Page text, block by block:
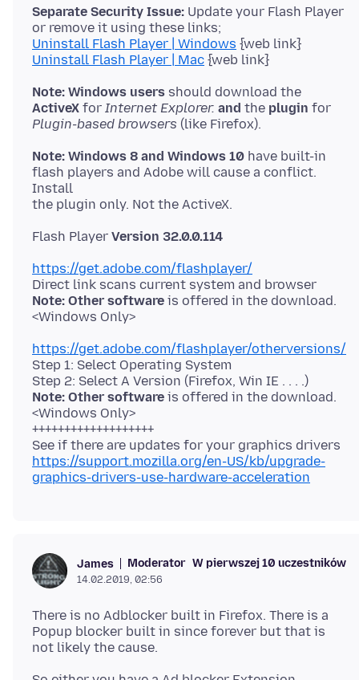
Separate Security Issue: Update your Flash Player
Uninstall Flash Player | Windows
Uninstall Flash Player | Mac
Note: Windows users
ActiveX for Internet Explorer. and the plugin
Plugin-based browsers
Note: Windows 8 and Windows 10 have built-in
flash players and Adobe will cause a conflict.
Install
Flash Player Version 32.0.0.114
https://get.adobe.com/flashplayer/
Note: Other software is offered in the download.
https://get.adobe.com/flashplayer/otherversions/
Step 1: Select Operating System
Note: Other software is offered in the download.
<Windows Only>
+++++++++++++++++++
https://support.mozilla.org/en-US/kb/upgrade-
graphics-drivers-use-hardware-acceleration
James Moderator W pierwszej 10 uczestników
14.02.2019, 02:56
There is no Adblocker built in Firefox. There is a
Popup blocker built in since forever but that is